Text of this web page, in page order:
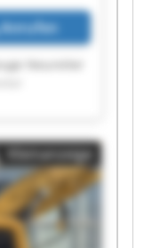
Anrufen
Neureiter
Kleinanzeige